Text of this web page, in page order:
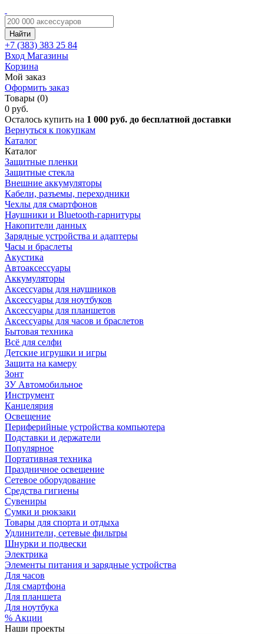
Найти
+7 (383) 383 25 84
Вход Магазины
Корзина
Мой заказ
Оформить заказ
Товары (0)
0 руб.
Осталось купить на 1 000 руб. до бесплатной доставки
Вернуться к покупкам
Каталог
Каталог
Защитные пленки
Защитные стекла
Внешние аккумуляторы
Кабели, разъемы, переходники
Чехлы для смартфонов
Наушники и Bluetooth-гарнитуры
Накопители данных
Зарядные устройства и адаптеры
Часы и браслеты
Акустика
Автоаксессуары
Аккумуляторы
Аксессуары для наушников
Аксессуары для ноутбуков
Аксессуары для планшетов
Аксессуары для часов и браслетов
Бытовая техника
Всё для селфи
Детские игрушки и игры
Защита на камеру
Зонт
ЗУ Автомобильное
Инструмент
Канцелярия
Освещение
Периферийные устройства компьютера
Подставки и держатели
Популярное
Портативная техника
Праздничное освещение
Сетевое оборудование
Средства гигиены
Сувениры
Сумки и рюкзаки
Товары для спорта и отдыха
Удлинители, сетевые фильтры
Шнурки и подвески
Электрика
Элементы питания и зарядные устройства
Для часов
Для смартфона
Для планшета
Для ноутбука
% Акции
Наши проекты